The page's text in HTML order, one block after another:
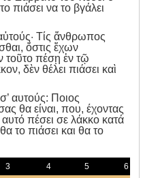
πιάσει να το βγάλει
Τίς ἄνθρωπος
ὅστις ἔχων
τοῦτο πέσῃ ἐν τῷ
δὲν θέλει πιάσει καὶ
σ’ αυτούς: Ποιος
θα είναι, που, έχοντας
πέσει σε λάκκο κατά
το πιάσει και θα το
3 4 5 6